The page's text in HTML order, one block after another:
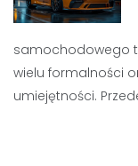
samochodowego
wielu formalności
umiejętności.